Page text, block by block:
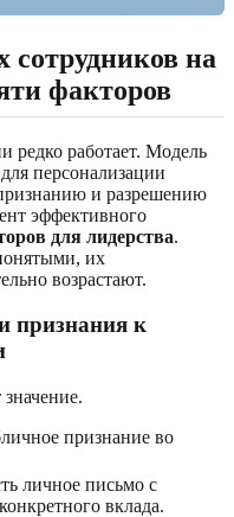
на
факторов
редко работает. Модель
персонализации
и разрешению
эффективного
для лидерства.
их
возрастают.
признания к
признание во
личное письмо с
вклада.